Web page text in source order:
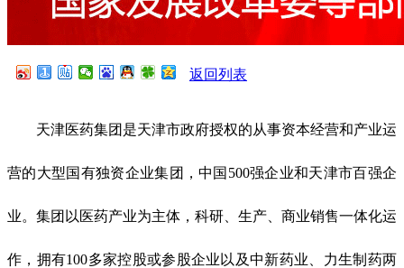
返回列表
天津医药集团是天津市政府授权的从事资本经营和产业运
营的大型国有独资企业集团，中国500强企业和天津市百强企
业。集团以医药产业为主体，科研、生产、商业销售一体化运
作，拥有100多家控股或参股企业以及中新药业、力生制药两